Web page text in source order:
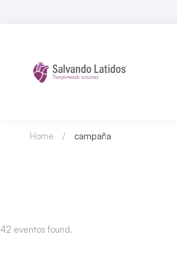
Home campaña
42 eventos found.